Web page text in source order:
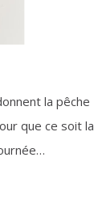
la pêche
que ce soit la